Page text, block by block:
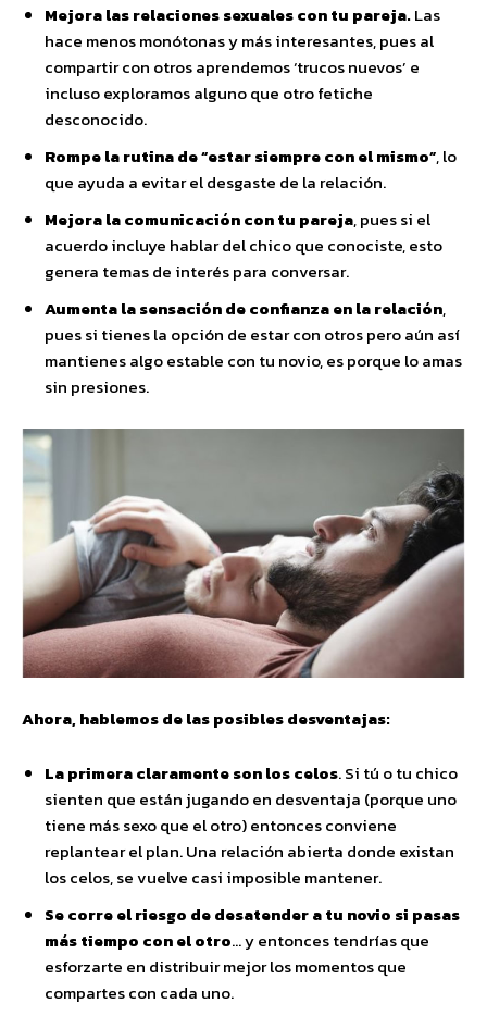
Mejora las relaciones sexuales con tu pareja.Las
hace menos monótonas y más interesantes, pues al
compartir con otros aprendemos ‘trucos nuevos’ e
incluso exploramos alguno que otro fetiche
desconocido.
Rompe la rutina de “estar siempre con el mismo”, lo
que ayuda a evitar el desgaste de la relación.
Mejora la comunicación con tu pareja, pues si el
acuerdo incluye hablar del chico que conociste, esto
genera temas de interés para conversar.
Aumenta la sensación de confianza en la relación,
pues si tienes la opción de estar con otros pero aún así
mantienes algo estable con tu novio, es porque lo amas
sin presiones.
Ahora, hablemos de las posibles desventajas:
La primera claramente son los celos. Si tú o tu chico
sienten que están jugando en desventaja (porque uno
tiene más sexo que el otro) entonces conviene
replantear el plan. Una relación abierta donde existan
los celos, se vuelve casi imposible mantener.
Se corre el riesgo de desatender a tu novio si pasas
más tiempo con el otro… y entonces tendrías que
esforzarte en distribuir mejor los momentos que
compartes con cada uno.